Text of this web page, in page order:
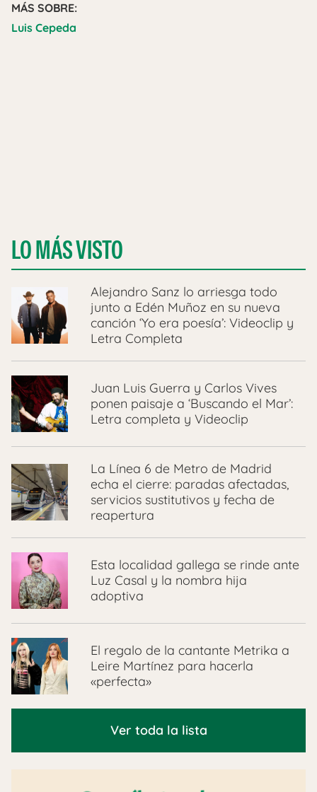
MÁS SOBRE:
Luis Cepeda
LO MÁS VISTO
Alejandro Sanz lo arriesga todo
junto a Edén Muñoz en su nueva
canción ‘Yo era poesía’: Videoclip y
Letra Completa
Juan Luis Guerra y Carlos Vives
ponen paisaje a ‘Buscando el Mar’:
Letra completa y Videoclip
La Línea 6 de Metro de Madrid
echa el cierre: paradas afectadas,
servicios sustitutivos y fecha de
reapertura
Esta localidad gallega se rinde ante
Luz Casal y la nombra hija
adoptiva
El regalo de la cantante Metrika a
Leire Martínez para hacerla
«perfecta»
Ver toda la lista